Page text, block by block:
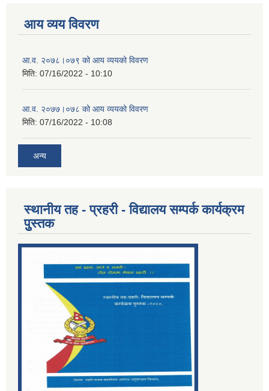
आय व्यय विवरण
आ.व. २०७८।०७९ को आय व्ययको विवरण
मिति: 07/16/2022 - 10:10
आ.व. २०७७।०७८ को आय व्ययको विवरण
मिति: 07/16/2022 - 10:08
अन्य
स्थानीय तह - प्रहरी - विद्यालय सम्पर्क कार्यक्रम
पुुस्तक